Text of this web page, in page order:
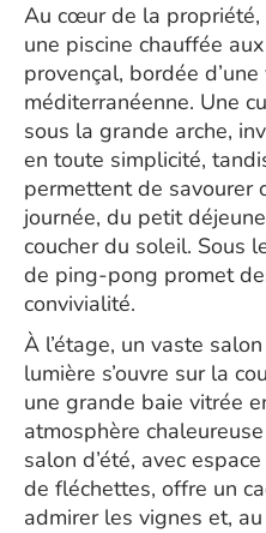
Au cœur de la propriété,
une piscine chauffée
provençal, bordée
méditerranéenne. Une
sous la grande arche,
en toute simplicité,
permettent de savourer
journée, du petit
coucher du soleil. Sous
de ping-pong promet
convivialité.
À l’étage, un vaste
lumière s’ouvre sur la
une grande baie vitrée
atmosphère
salon d’été, avec
de fléchettes, offre un
admirer les vignes et,